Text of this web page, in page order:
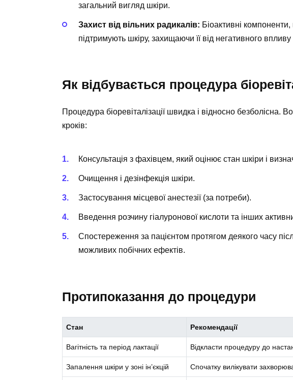
загальний вигляд шкіри.
Захист від вільних радикалів: Біоактивні
підтримують шкіру, захищаючи її від негативного
Як відбувається процедура
Процедура біоревіталізації швидка і відносно безболісна.
кроків:
Консультація з фахівцем, який оцінює стан шкіри і
Очищення і дезінфекція шкіри.
Застосування місцевої анестезії (за потреби).
Введення розчину гіалуронової кислоти та інших
Спостереження за пацієнтом протягом деякого часу
можливих побічних ефектів.
Протипоказання до процедури
Стан Рекомендації
Вагітність та період лактації Відкласти процедуру до
Запалення шкіри у зоні ін’єкцій Спочатку вилікувати